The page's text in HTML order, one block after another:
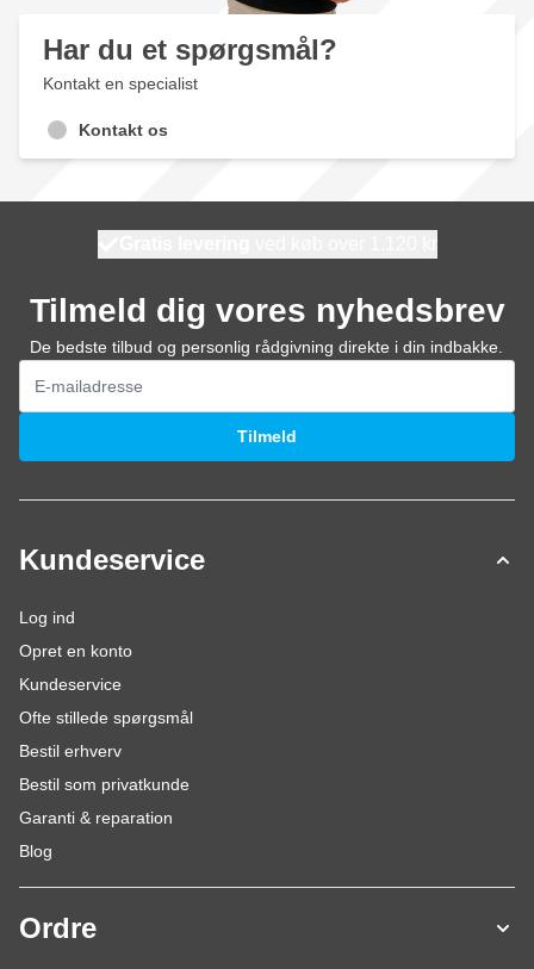
Har du et spørgsmål?
Kontakt en specialist
Kontakt os
Tilmeld dig vores nyhedsbrev
De bedste tilbud og personlig rådgivning direkte i din indbakke.
E-mail adresse
Tilmeld
Kundeservice
Log ind
Opret en konto
Kundeservice
Ofte stillede spørgsmål
Bestil erhverv
Bestil som privatkunde
Garanti & reparation
Blog
Ordre